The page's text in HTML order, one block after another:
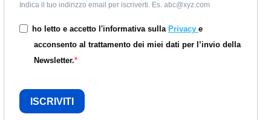
Indica il tuo indirizzo email per iscriverti. Es. abc@xyz.com
ho letto e accetto l'informativa sulla Privacy e
acconsento al trattamento dei miei dati per l’invio della
Newsletter.
ISCRIVITI